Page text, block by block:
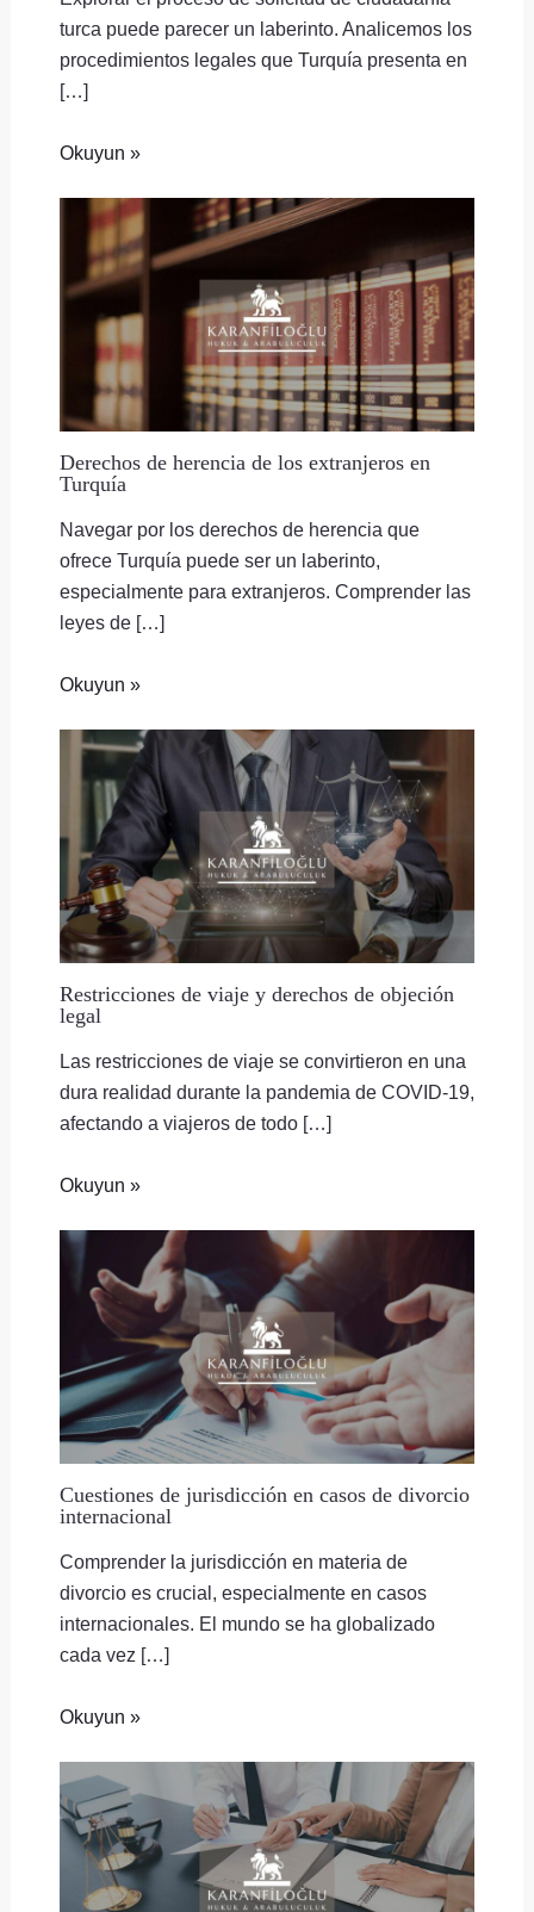
turca puede parecer un laberinto. Analicemos los
procedimientos legales que Turquía presenta en
[…]
Okuyun »
Derechos de herencia de los extranjeros en
Turquía
Navegar por los derechos de herencia que
ofrece Turquía puede ser un laberinto,
especialmente para extranjeros. Comprender las
leyes de […]
Okuyun »
Restricciones de viaje y derechos de objeción
legal
Las restricciones de viaje se convirtieron en una
dura realidad durante la pandemia de COVID-19,
afectando a viajeros de todo […]
Okuyun »
Cuestiones de jurisdicción en casos de divorcio
internacional
Comprender la jurisdicción en materia de
divorcio es crucial, especialmente en casos
internacionales. El mundo se ha globalizado
cada vez […]
Okuyun »